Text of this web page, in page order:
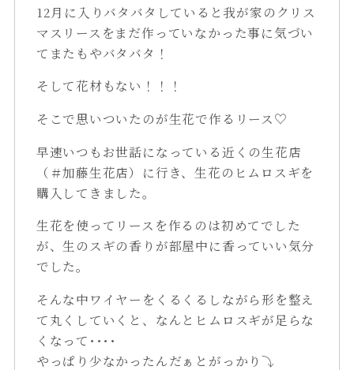
12月に入りバタバタしていると我が家のクリス
マスリースをまだ作っていなかった事に気づい
てまたもやバタバタ！
そして花材もない！！！
そこで思いついたのが生花で作るリース♡
早速いつもお世話になっている近くの生花店
（＃加藤生花店）に行き、生花のヒムロスギを
購入してきました。
生花を使ってリースを作るのは初めてでした
が、生のスギの香りが部屋中に香っていい気分
でした。
そんな中ワイヤーをくるくるしながら形を整え
て丸くしていくと、なんとヒムロスギが足らな
くなって････
やっぱり少なかったんだぁとがっかり⤵